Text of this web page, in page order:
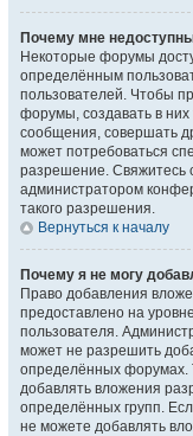
Почему мне
Некоторые форумы
определённым
пользователей. Чтобы
форумы, создавать в
сообщения, совершать
может потребоваться
разрешение. Свяжитесь
администратором
такого разрешения.
Вернуться к началу
Почему я не могу
Право добавления
предоставлено на
пользователя.
может не разрешить
определённых форумах.
добавлять вложения
определённых групп.
не можете добавлять